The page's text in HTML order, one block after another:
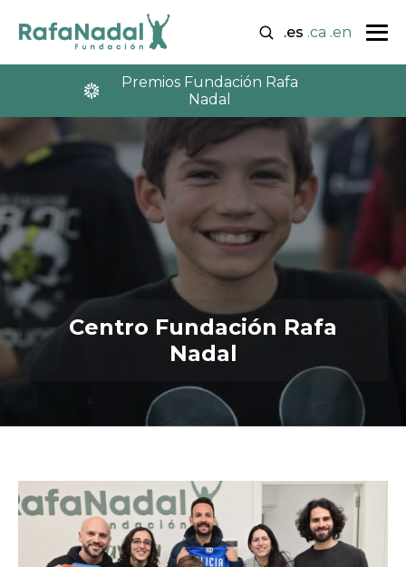
.es .ca .en
Premios Fundación Rafa
Nadal
Centro Fundación Rafa
Nadal